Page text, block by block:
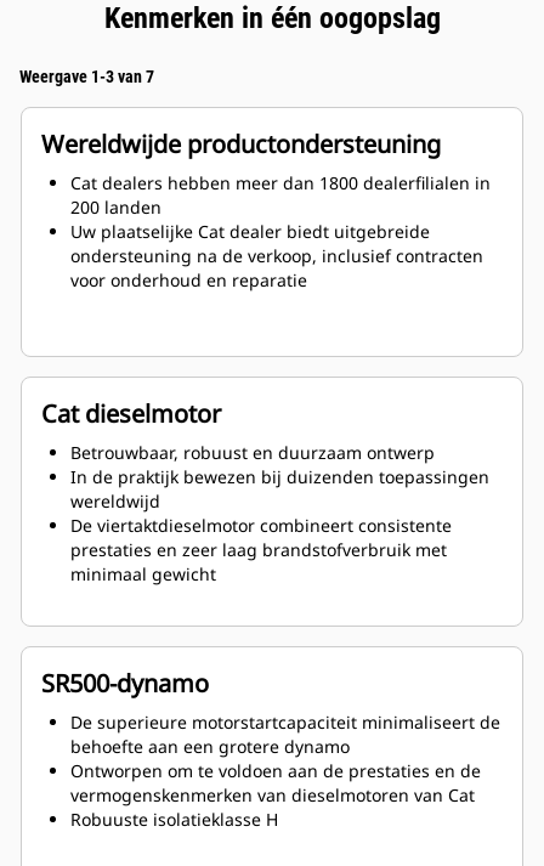
Kenmerken in één oogopslag
Weergave 1-3 van 7
Wereldwijde productondersteuning
Cat dealers hebben meer dan 1800 dealerfilialen in
200 landen
Uw plaatselijke Cat dealer biedt uitgebreide
ondersteuning na de verkoop, inclusief contracten
voor onderhoud en reparatie
Cat dieselmotor
Betrouwbaar, robuust en duurzaam ontwerp
In de praktijk bewezen bij duizenden toepassingen
wereldwijd
De viertaktdieselmotor combineert consistente
prestaties en zeer laag brandstofverbruik met
minimaal gewicht
SR500-dynamo
De superieure motorstartcapaciteit minimaliseert de
behoefte aan een grotere dynamo
Ontworpen om te voldoen aan de prestaties en de
vermogenskenmerken van dieselmotoren van Cat
Robuuste isolatieklasse H